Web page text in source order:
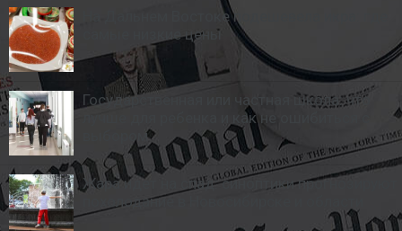
На Дальнем Востоке подешевела икра: где
самые низкие цены
Государственная или частная школа: что
лучше для ребенка и как не ошибиться с
выбором
Жара идет на спад: синоптики прогнозируют
похолодание в Новосибирске и области